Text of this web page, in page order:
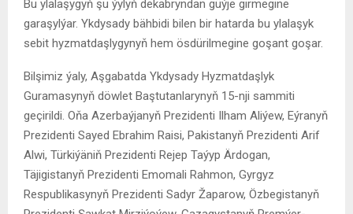
Bu ylalaşygyň şu ýylyň dekabryndan güýje girmegine
garaşylýar. Ykdysady bähbidi bilen bir hatarda bu ylalaşyk
sebit hyzmatdaşlygynyň hem ösdürilmegine goşant goşar.
Bilşimiz ýaly, Aşgabatda Ykdysady Hyzmatdaşlyk
Guramasynyň döwlet Baştutanlarynyň 15-nji sammiti
geçirildi. Oňa Azerbaýjanyň Prezidenti Ilham Aliýew, Eýranyň
Prezidenti Sayed Ebrahim Raisi, Pakistanyň Prezidenti Arif
Alwi, Türkiýäniň Prezidenti Rejep Taýyp Ärdogan,
Täjigistanyň Prezidenti Emomali Rahmon, Gyrgyz
Respublikasynyň Prezidenti Sadyr Žaparow, Özbegistanyň